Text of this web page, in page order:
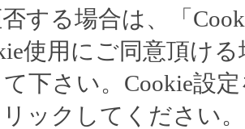
する場合は、「
使用にご同意頂け
下さい。Cookie設
ックしてください